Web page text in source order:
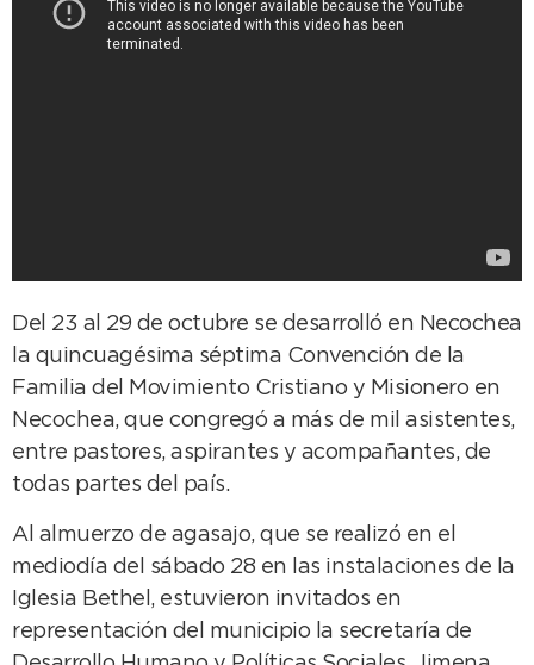
Del 23 al 29 de octubre se desarrolló en Necochea
la quincuagésima séptima Convención de la
Familia del Movimiento Cristiano y Misionero en
Necochea, que congregó a más de mil asistentes,
entre pastores, aspirantes y acompañantes, de
todas partes del país.
Al almuerzo de agasajo, que se realizó en el
mediodía del sábado 28 en las instalaciones de la
Iglesia Bethel, estuvieron invitados en
representación del municipio la secretaría de